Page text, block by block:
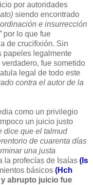
por autoridades
siendo encontrado
e insurrección
por lo que fue
de crucifixión. Sin
papeles legalmente
fue sometido
legal de todo este
contra el autor de la
como un privilegio
un juicio justo
dice que el talmud
de cuarenta días
una justa
la profecías de Isaías (Is
básicos (Hch
abrupto juicio fue